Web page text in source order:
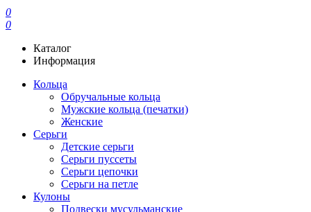
0
0
Каталог
Информация
Кольца
Обручальные кольца
Мужские кольца (печатки)
Женские
Серьги
Детские серьги
Серьги пуссеты
Серьги цепочки
Серьги на петле
Кулоны
Подвески мусульманские